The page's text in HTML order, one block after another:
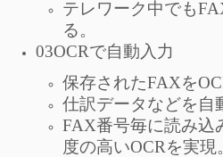
テレワーク中でも
る。
03OCRで自動入力
保存されたFAXを
仕訳データなどを自
FAX番号毎に読み込
度の高いOCRを実現